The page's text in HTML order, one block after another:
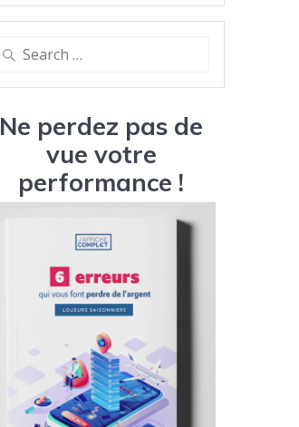
Search
Ne perdez pas de
vue votre
performance !